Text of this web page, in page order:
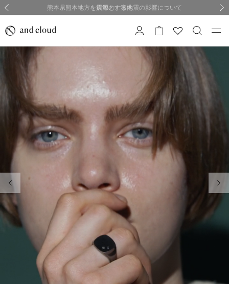
採用のご案内
熊本県熊本地方を震源とする地震の影響について
夏季休業についてのご案内
購入証明書ペーパーレス化のお知らせ
採用のご案内
熊本県熊本地方を震源とする地震の影響について